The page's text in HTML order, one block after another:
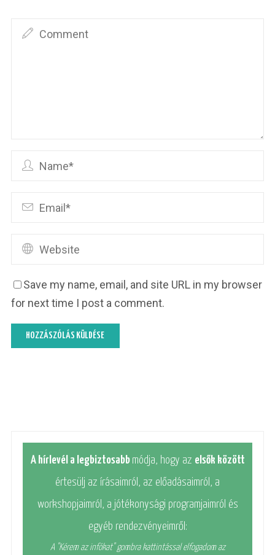
Save my name, email, and site URL in my browser
for next time I post a comment.
A hírlevél a legbiztosabb módja, hogy az elsők között
értesülj az írásaimról, az előadásaimról, a
workshopjaimról, a jótékonysági programjaimról és
egyéb rendezvényeimről:
A "Kérem az infókat" gombra kattintással elfogadom az